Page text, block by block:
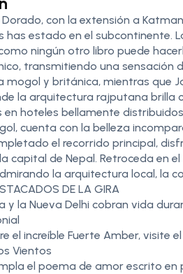
Dorado, con la extensión a
has estado en el subcontinente.
ningún otro libro puede
transmitiendo una sensación
mogol y británica, mientras que
la arquitectura rajputana brilla
hoteles bellamente
cuenta con la belleza
el recorrido principal,
capital de Nepal. Retroceda en
la arquitectura local, la
DE LA GIRA
y la Nueva Delhi cobran vida
el increíble Fuerte Amber, visite
Vientos
el poema de amor escrito en